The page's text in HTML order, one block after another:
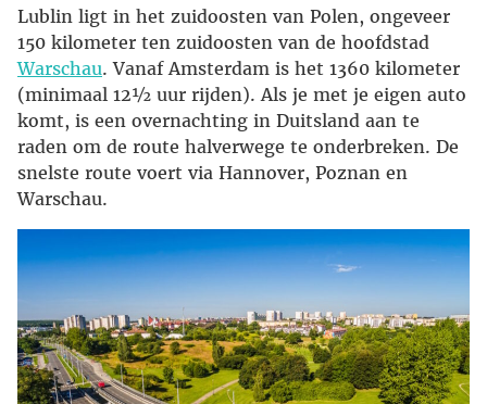
Lublin ligt in het zuidoosten van Polen, ongeveer
150 kilometer ten zuidoosten van de hoofdstad
Warschau. Vanaf Amsterdam is het 1360 kilometer
(minimaal 12½ uur rijden). Als je met je eigen auto
komt, is een overnachting in Duitsland aan te
raden om de route halverwege te onderbreken. De
snelste route voert via Hannover, Poznan en
Warschau.